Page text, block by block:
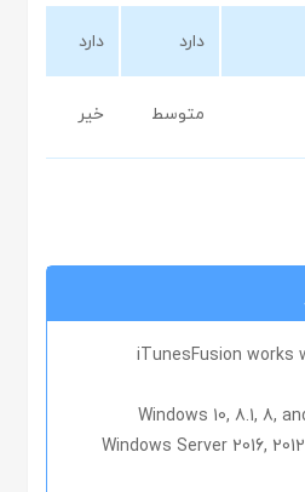
دارد
دارد
متوسط خیر
iTunesFusion
Windows 10, 8.1, 8,
Windows Server 2016,